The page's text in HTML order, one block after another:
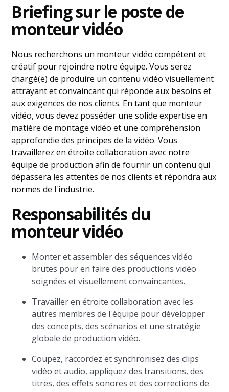
Briefing sur le poste de
monteur vidéo
Nous recherchons un monteur vidéo compétent et
créatif pour rejoindre notre équipe. Vous serez
chargé(e) de produire un contenu vidéo visuellement
attrayant et convaincant qui réponde aux besoins et
aux exigences de nos clients. En tant que monteur
vidéo, vous devez posséder une solide expertise en
matière de montage vidéo et une compréhension
approfondie des principes de la vidéo. Vous
travaillerez en étroite collaboration avec notre
équipe de production afin de fournir un contenu qui
dépassera les attentes de nos clients et répondra aux
normes de l'industrie.
Responsabilités du
monteur vidéo
Monter et assembler des séquences vidéo
brutes pour en faire des productions vidéo
soignées et visuellement convaincantes.
Travailler en étroite collaboration avec les
autres membres de l'équipe pour développer
des concepts, des scénarios et une stratégie
globale de production vidéo.
Coupez, raccordez et synchronisez des clips
vidéo et audio, appliquez des transitions, des
titres, des effets sonores et des corrections de